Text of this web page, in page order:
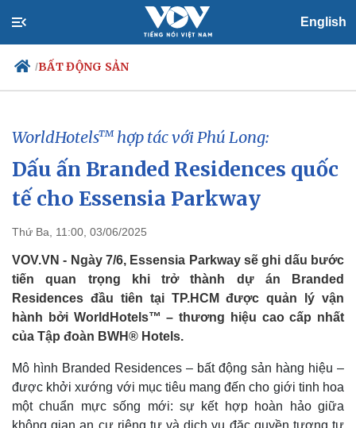
English
/BẤT ĐỘNG SẢN
Đảng
Tổ chức nhân sự
Quốc hội
Tin 24h
Dự báo thời tiết
Giáo dục
Biển đảo
WorldHotels™ hợp tác với Phú Long:
Dấu ấn Branded Residences quốc
tế cho Essensia Parkway
Thứ Ba, 11:00, 03/06/2025
VOV.VN - Ngày 7/6, Essensia Parkway sẽ ghi dấu bước
tiến quan trọng khi trở thành dự án Branded
Residences đầu tiên tại TP.HCM được quản lý vận
hành bởi WorldHotels™ – thương hiệu cao cấp nhất
của Tập đoàn BWH® Hotels.
Mô hình Branded Residences – bất động sản hàng hiệu –
được khởi xướng với mục tiêu mang đến cho giới tinh hoa
một chuẩn mực sống mới: sự kết hợp hoàn hảo giữa
không gian an cư riêng tư và dịch vụ đặc quyền tương tự